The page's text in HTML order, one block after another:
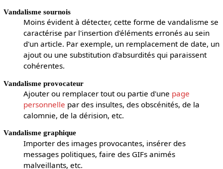
Vandalisme sournois
Moins évident à détecter, cette forme de vandalisme se
caractérise par l'insertion d'éléments erronés au sein
d'un article. Par exemple, un remplacement de date, un
ajout ou une substitution d'absurdités qui paraissent
cohérentes.
Vandalisme provocateur
Ajouter ou remplacer tout ou partie d'une page
personnelle par des insultes, des obscénités, de la
calomnie, de la dérision, etc.
Vandalisme graphique
Importer des images provocantes, insérer des
messages politiques, faire des GIFs animés
malveillants, etc.